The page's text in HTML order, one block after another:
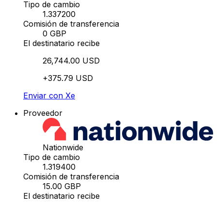
Tipo de cambio
1.337200
Comisión de transferencia
0 GBP
El destinatario recibe
26,744.00 USD
+375.79 USD
Enviar con Xe
Proveedor
Nationwide
Tipo de cambio
1.319400
Comisión de transferencia
15.00 GBP
El destinatario recibe